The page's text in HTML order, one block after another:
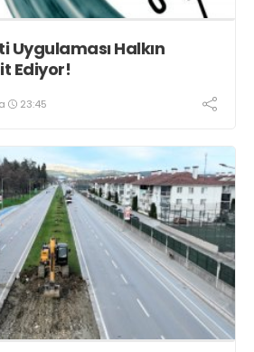
Uygulaması Halkın
Ediyor!
23:45